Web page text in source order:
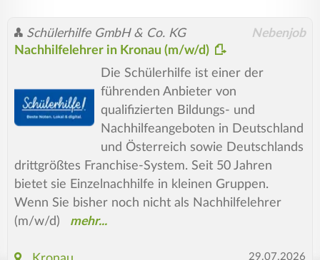
Schülerhilfe GmbH & Co. KG Nebenjob
Nachhilfelehrer in Kronau (m/w/d)
Die Schülerhilfe ist einer der
führenden Anbieter von
qualifizierten Bildungs- und
Nachhilfeangeboten in Deutschland
und Österreich sowie Deutschlands
drittgrößtes Franchise-System. Seit 50 Jahren
bietet sie Einzelnachhilfe in kleinen Gruppen.
Wenn Sie bisher noch nicht als Nachhilfelehrer
(m/w/d)
29.07.2026